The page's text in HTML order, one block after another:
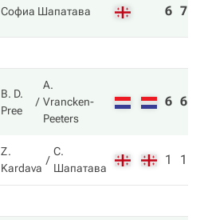
Софиа Шапатава 6 7
B. D.
Pree
A.
Vrancken-
Peeters
6 6
Z.
Kardava
С.
Шапатава
1 1